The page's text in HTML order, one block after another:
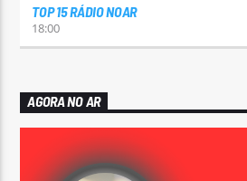
TOP 15 RÁDIO NOAR
18:00
AGORA NO AR